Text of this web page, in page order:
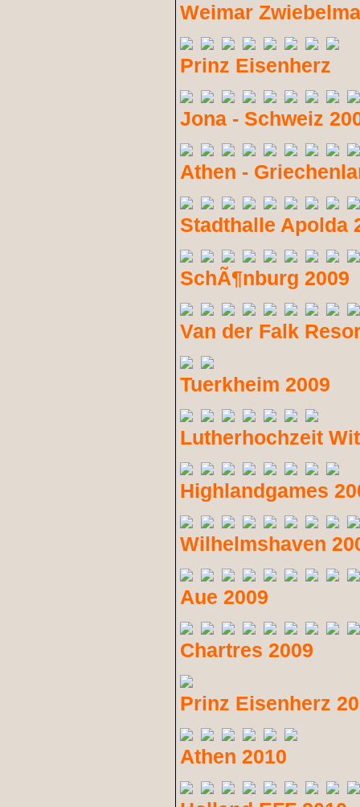
Weimar
Prinz Eisenherz
Jona - Schweiz
Athen -
Stadthalle Apolda
SchÃ¶nburg 2009
Van der Falk
Tuerkheim 2009
Lutherhochzeit
Highlandgames
Wilhelmshaven
Aue 2009
Chartres 2009
Prinz Eisenherz
Athen 2010